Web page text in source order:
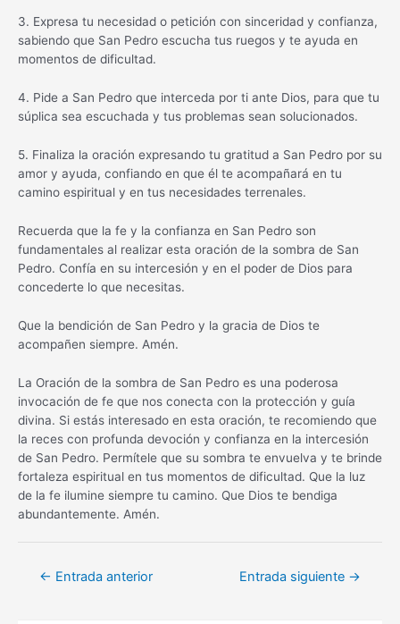
3. Expresa tu necesidad o petición con sinceridad y confianza,
sabiendo que San Pedro escucha tus ruegos y te ayuda en
momentos de dificultad.
4. Pide a San Pedro que interceda por ti ante Dios, para que tu
súplica sea escuchada y tus problemas sean solucionados.
5. Finaliza la oración expresando tu gratitud a San Pedro por su
amor y ayuda, confiando en que él te acompañará en tu
camino espiritual y en tus necesidades terrenales.
Recuerda que la fe y la confianza en San Pedro son
fundamentales al realizar esta oración de la sombra de San
Pedro. Confía en su intercesión y en el poder de Dios para
concederte lo que necesitas.
Que la bendición de San Pedro y la gracia de Dios te
acompañen siempre. Amén.
La Oración de la sombra de San Pedro es una poderosa
invocación de fe que nos conecta con la protección y guía
divina. Si estás interesado en esta oración, te recomiendo que
la reces con profunda devoción y confianza en la intercesión
de San Pedro. Permítele que su sombra te envuelva y te brinde
fortaleza espiritual en tus momentos de dificultad. Que la luz
de la fe ilumine siempre tu camino. Que Dios te bendiga
abundantemente. Amén.
Navegación
← Entrada anterior Entrada siguiente →